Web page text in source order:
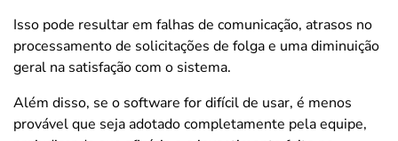
Isso pode resultar em falhas de comunicação, atrasos no
processamento de solicitações de folga e uma diminuição
geral na satisfação com o sistema.
Além disso, se o software for difícil de usar, é menos
provável que seja adotado completamente pela equipe,